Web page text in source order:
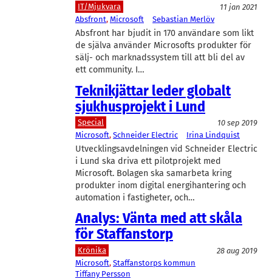
IT/Mjukvara
11 jan 2021
Absfront, Microsoft Sebastian Merlöv
Absfront har bjudit in 170 användare som likt
de själva använder Microsofts produkter för
sälj- och marknadssystem till att bli del av
ett community. I…
Teknikjättar leder globalt
sjukhusprojekt i Lund
Special
10 sep 2019
Microsoft, Schneider Electric Irina Lindquist
Utvecklingsavdelningen vid Schneider Electric
i Lund ska driva ett pilotprojekt med
Microsoft. Bolagen ska samarbeta kring
produkter inom digital energihantering och
automation i fastigheter, och…
Analys: Vänta med att skåla
för Staffanstorp
Krönika
28 aug 2019
Microsoft, Staffanstorps kommun
Tiffany Persson